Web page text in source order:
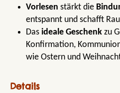
Vorlesen stärkt die
entspannt und schafft
Das ideale Geschenk zu
Konfirmation,
wie Ostern und
Details